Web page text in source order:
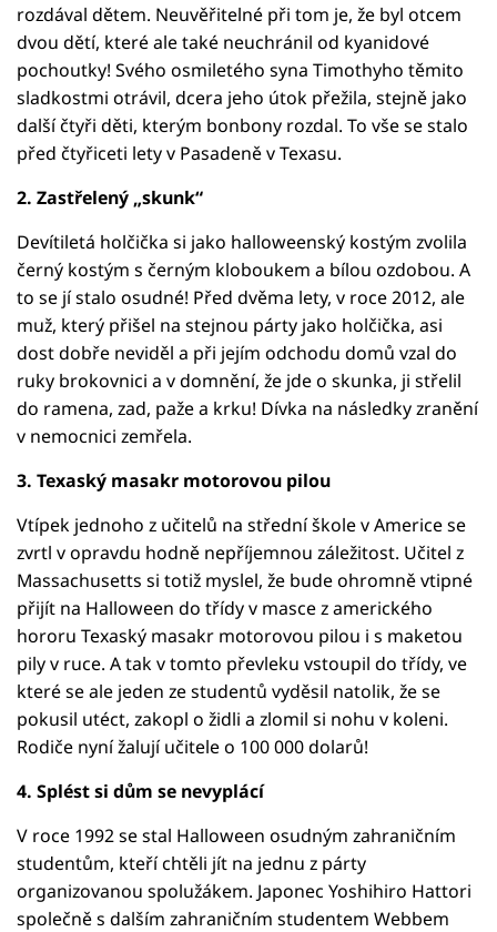
rozdával dětem. Neuvěřitelné při tom je, že byl otcem
dvou dětí, které ale také neuchránil od kyanidové
pochoutky! Svého osmiletého syna Timothyho těmito
sladkostmi otrávil, dcera jeho útok přežila, stejně jako
další čtyři děti, kterým bonbony rozdal. To vše se stalo
před čtyřiceti lety v Pasadeně v Texasu.
2. Zastřelený „skunk“
Devítiletá holčička si jako halloweenský kostým zvolila
černý kostým s černým kloboukem a bílou ozdobou. A
to se jí stalo osudné! Před dvěma lety, v roce 2012, ale
muž, který přišel na stejnou párty jako holčička, asi
dost dobře neviděl a při jejím odchodu domů vzal do
ruky brokovnici a v domnění, že jde o skunka, ji střelil
do ramena, zad, paže a krku! Dívka na následky zranění
v nemocnici zemřela.
3. Texaský masakr motorovou pilou
Vtípek jednoho z učitelů na střední škole v Americe se
zvrtl v opravdu hodně nepříjemnou záležitost. Učitel z
Massachusetts si totiž myslel, že bude ohromně vtipné
přijít na Halloween do třídy v masce z amerického
hororu Texaský masakr motorovou pilou i s maketou
pily v ruce. A tak v tomto převleku vstoupil do třídy, ve
které se ale jeden ze studentů vyděsil natolik, že se
pokusil utéct, zakopl o židli a zlomil si nohu v koleni.
Rodiče nyní žalují učitele o 100 000 dolarů!
4. Splést si dům se nevyplácí
V roce 1992 se stal Halloween osudným zahraničním
studentům, kteří chtěli jít na jednu z párty
organizovanou spolužákem. Japonec Yoshihiro Hattori
společně s dalším zahraničním studentem Webbem